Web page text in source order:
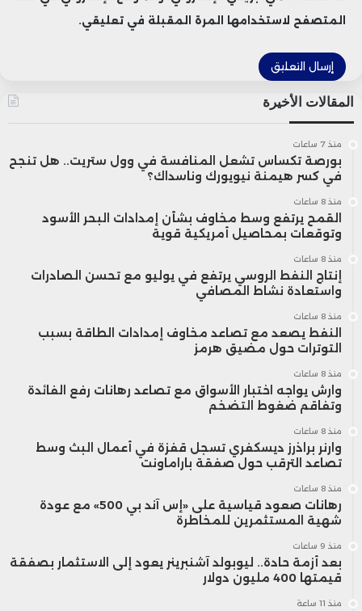
المتصفح لاستخدامها المرة المقبلة في تعليقي.
المقالات الأخيرة
منذ 7 ساعات
بورصة تكساس تشعل المنافسة في وول ستريت.. هل تنجح
في كسر هيمنة نيويورك وناسداك؟
منذ 8 ساعات
القمح يرتفع وسط مخاوف بشأن إمدادات البحر الأسود
وتوقعات بمحاصيل أمريكية قوية
منذ 8 ساعات
إنتاج النفط الروسي يرتفع في يوليو مع تحسن الصادرات
واستعادة نشاط المصافي
منذ 8 ساعات
النفط يصعد مع تصاعد مخاوف إمدادات الطاقة بسبب
التوترات حول مضيق هرمز
منذ 8 ساعات
وارش يواجه اختبار الأسواق مع تصاعد رهانات رفع الفائدة
وتفاقم ضغوط التضخم
منذ 8 ساعات
وارنر براذرز ديسكفري تسجل قفزة في أعمال البث وسط
تصاعد الترقب حول صفقة باراماونت
منذ 8 ساعات
رهانات صعود قياسية على «إس آند بي 500» مع عودة
شهية المستثمرين للمخاطرة
منذ 9 ساعات
بعد أزمة حادة.. ليوبولد آشنبرينر يعود إلى الاستثمار بصفقة
قيمتها 400 مليون دولار
منذ 11 ساعة